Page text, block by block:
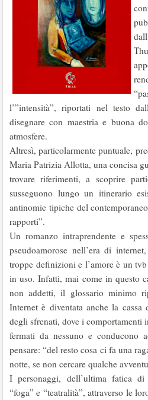
l’”intensità”, riportati nel testo
disegnare con maestria e buona
atmosfere.
Altresì, particolarmente puntuale,
Maria Patrizia Allotta, una concisa
trovare riferimenti, a scoprire
susseguono lungo un itinerario
antinomie tipiche del
rapporti”.
Un romanzo intraprendente e
pseudoamorose nell’era di
troppe definizioni e l’amore è un
in uso. Infatti, mai come in questo
non addetti, il glossario minimo
Internet è diventata anche la
degli sfrenati, dove i comportamenti
fermati da nessuno e conducono
pensare: “del resto cosa ci fa una
notte, se non cercare qualche
I personaggi, dell’ultima fatica
“foga” e “teatralità”, attraverso le